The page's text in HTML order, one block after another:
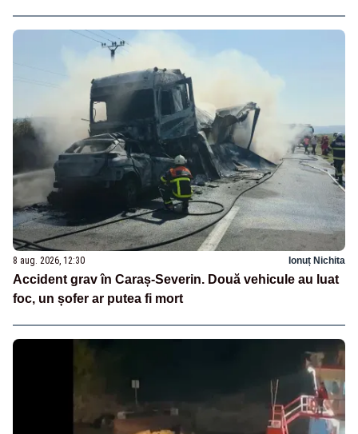
8 aug. 2026, 12:30 Ionuț Nichita
Accident grav în Caraș-Severin. Două vehicule au luat
foc, un șofer ar putea fi mort